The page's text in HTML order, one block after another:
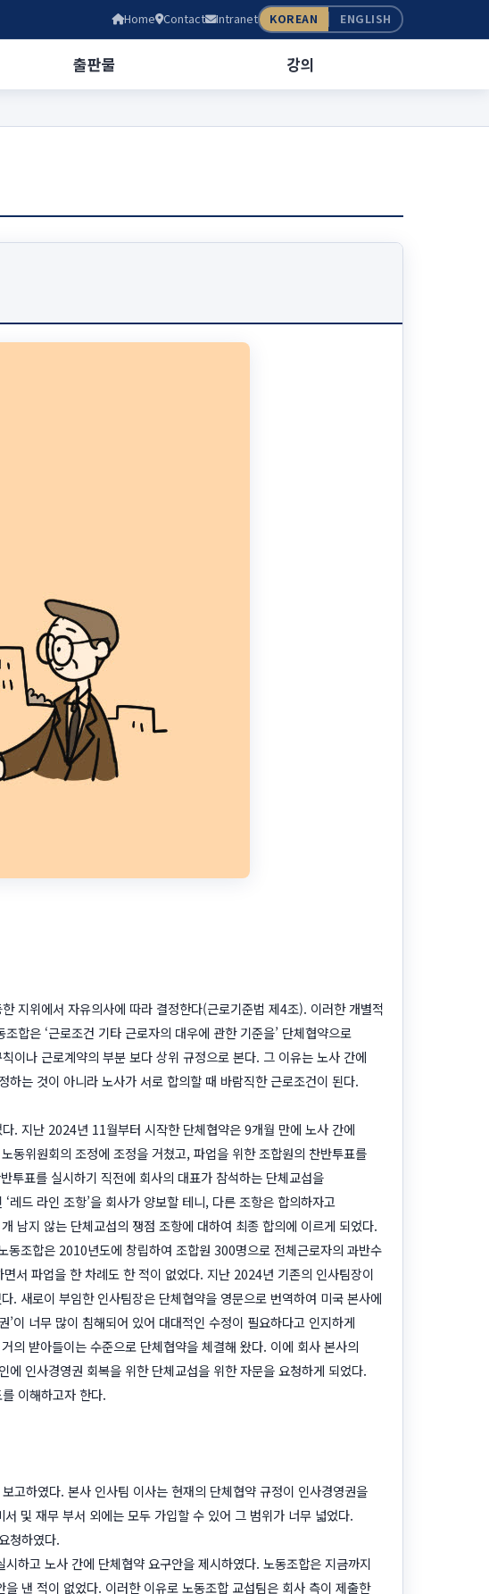
Home Contact Intranet KOREAN ENGLISH
출판물 강의
지위에서 자유의사에 따라 결정한다(근로기준법 제4조). 이러한 개별적
합은 ‘근로조건 기타 근로자의 대우에 관한 기준을’ 단체협약으로
이나 근로계약의 부분 보다 상위 규정으로 본다. 그 이유는 노사 간에
는 것이 아니라 노사가 서로 합의할 때 바람직한 근로조건이 된다.
. 지난 2024년 11월부터 시작한 단체협약은 9개월 만에 노사 간에
동위원회의 조정에 조정을 거쳤고, 파업을 위한 조합원의 찬반투표를
투표를 실시하기 직전에 회사의 대표가 참석하는 단체교섭을
드 라인 조항’을 회사가 양보할 테니, 다른 조항은 합의하자고
남지 않는 단체교섭의 쟁점 조항에 대하여 최종 합의에 이르게 되었다.
조합은 2010년도에 창립하여 조합원 300명으로 전체근로자의 과반수
서 파업을 한 차례도 한 적이 없었다. 지난 2024년 기존의 인사팀장이
. 새로이 부임한 인사팀장은 단체협약을 영문으로 번역하여 미국 본사에
이 너무 많이 침해되어 있어 대대적인 수정이 필요하다고 인지하게
의 받아들이는 수준으로 단체협약을 체결해 왔다. 이에 회사 본사의
인사경영권 회복을 위한 단체교섭을 위한 자문을 요청하게 되었다.
이해하고자 한다.
고하였다. 본사 인사팀 이사는 현재의 단체협약 규정이 인사경영권을
및 재무 부서 외에는 모두 가입할 수 있어 그 범위가 너무 넓었다.
청하였다.
하고 노사 간에 단체협약 요구안을 제시하였다. 노동조합은 지금까지
낸 적이 없었다. 이러한 이유로 노동조합 교섭팀은 회사 측이 제출한